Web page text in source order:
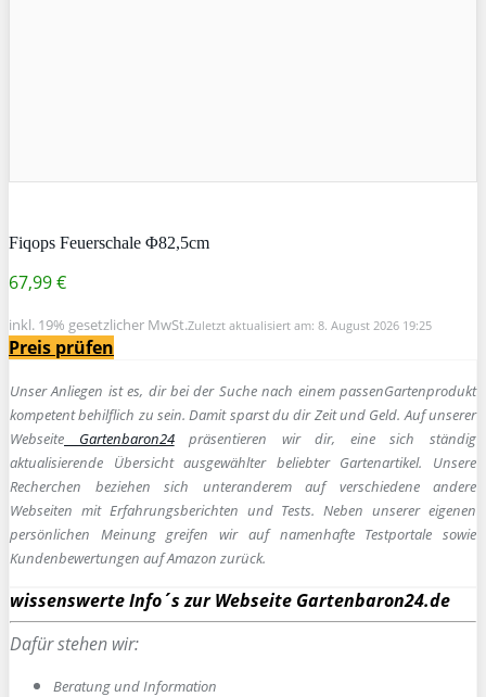
Fiqops Feuerschale Φ82,5cm
67,99 €
inkl. 19% gesetzlicher MwSt.Zuletzt aktualisiert am: 8. August 2026 19:25
Preis prüfen
Unser Anliegen ist es, dir bei der Suche nach einem passenGartenprodukt
kompetent behilflich zu sein.Damit sparst du dir Zeit und Geld. Auf unserer
Webseite Gartenbaron24präsentieren wir dir, eine sich ständig
aktualisierende Übersicht ausgewählter beliebter Gartenartikel. Unsere
Recherchen beziehen sich unteranderem auf verschiedene andere
Webseiten mit Erfahrungsberichten und Tests. Neben unserer eigenen
persönlichen Meinung greifen wir auf namenhafte Testportale sowie
Kundenbewertungen auf Amazon zurück.
wissenswerte Info´s zur Webseite Gartenbaron24.de
Dafür stehen wir:
Beratung und Information